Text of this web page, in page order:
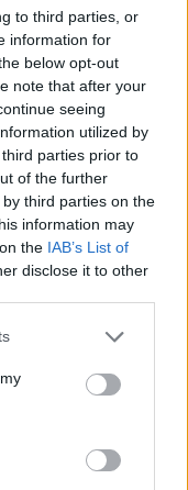
to third parties, or
information for
below opt-out
note that after your
seeing
utilized by
parties prior to
of the further
third parties on the
information may
the IAB’s List of
disclose it to other
po fechtavimo
o
net priėjo
labai gaila.
įrankiu rusas
ir sistema